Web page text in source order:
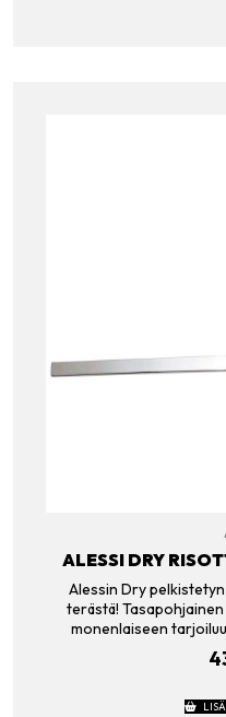
ALESSI DRY
Alessin Dry
terästä!
monenlaiseen